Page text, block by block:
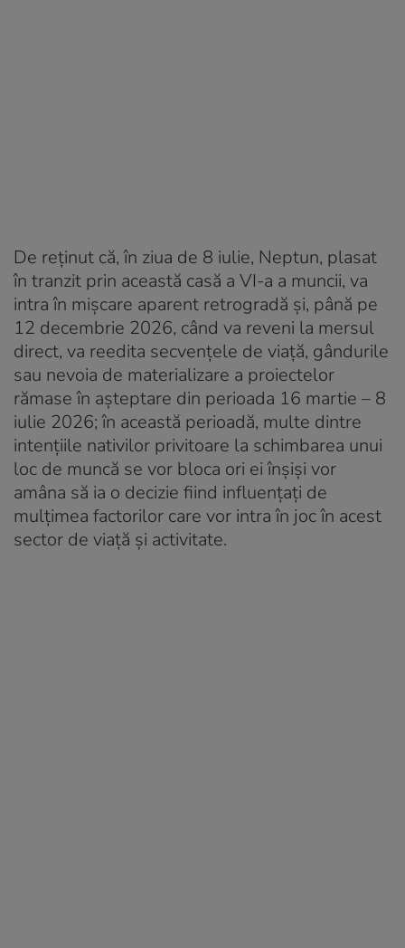
De reținut că, în ziua de 8 iulie, Neptun, plasat
în tranzit prin această casă a VI-a a muncii, va
intra în mișcare aparent retrogradă și, până pe
12 decembrie 2026, când va reveni la mersul
direct, va reedita secvențele de viață, gândurile
sau nevoia de materializare a proiectelor
rămase în așteptare din perioada 16 martie – 8
iulie 2026; în această perioadă, multe dintre
intențiile nativilor privitoare la schimbarea unui
loc de muncă se vor bloca ori ei înșiși vor
amâna să ia o decizie fiind influențați de
mulțimea factorilor care vor intra în joc în acest
sector de viață și activitate.